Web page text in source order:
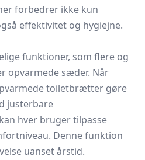
forbedrer ikke kun
effektivitet og hygiejne.
funktioner, som flere og
opvarmede sæder. Når
toiletbrætter gøre
justerbare
hver bruger tilpasse
Denne funktion
uanset årstid.